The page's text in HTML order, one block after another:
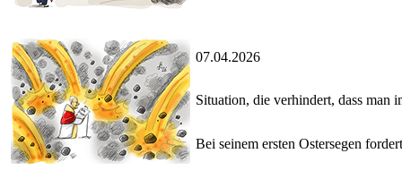
07.04.2026
Situation, die verhindert, dass man
Bei seinem ersten Ostersegen